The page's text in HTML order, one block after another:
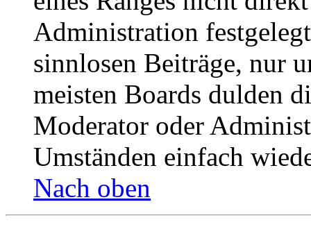
Administration
sinnlosen Beiträge, nur
meisten Boards dulden
Moderator oder
Umständen einfach
Nach oben